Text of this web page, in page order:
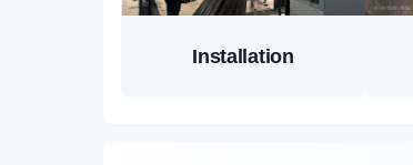
Installation